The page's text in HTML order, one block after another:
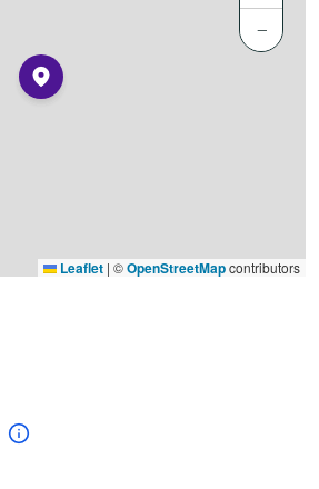
−
Leaflet | ©OpenStreetMapcontributors